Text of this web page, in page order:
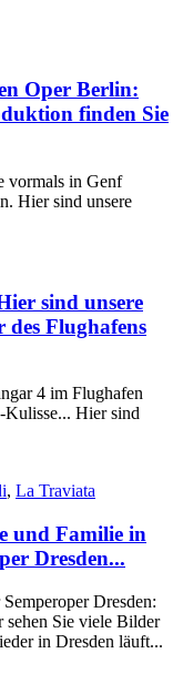
Oper Berlin:
finden Sie
vormals in Genf
Hier sind unsere
sind unsere
Flughafens
4 im Flughafen
Kulisse... Hier sind
, La Traviata
und Familie in
Dresden...
Semperoper Dresden:
Sie viele Bilder
in Dresden läuft...